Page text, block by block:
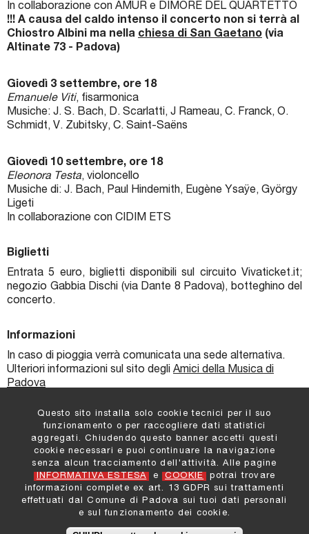
In collaborazione con AMUR e DIMORE DEL QUARTETTO
!!! A causa del caldo intenso il concerto non si terrà al
Chiostro Albini ma nella chiesa di San Gaetano (via
Altinate 73 - Padova)
Giovedì 3 settembre, ore 18
Emanuele Viti, fisarmonica
Musiche: J. S. Bach, D. Scarlatti, J Rameau, C. Franck, O.
Schmidt, V. Zubitsky, C. Saint-Saëns
Giovedì 10 settembre, ore 18
Eleonora Testa, violoncello
Musiche di: J. Bach, Paul Hindemith, Eugène Ysaÿe, György
Ligeti
In collaborazione con CIDIM ETS
Biglietti
Entrata 5 euro, biglietti disponibili sul circuito Vivaticket.it;
negozio Gabbia Dischi (via Dante 8 Padova), botteghino del
concerto.
Informazioni
In caso di pioggia verrà comunicata una sede alternativa.
Ulteriori informazioni sul sito degli Amici della Musica di
Padova
Comune di Padova :
Settore Cultura e Turismo
Informazioni e Contatti
Privacy
Cookies
Questo sito installa solo cookie tecnici per il suo
funzionamento o per raccogliere dati statistici
aggregati. Chiudendo questo banner accetti questi
cookie necessari e puoi continuare la navigazione
senza alcun tracciamento dell'attività. Alle pagine
INFORMATIVA ESTESA
e COOKIE
potrai trovare
informazioni complete ex art. 13 GDPR sui trattamenti
effettuati dal Comune di Padova sui tuoi dati personali
e sul funzionamento dei cookie.